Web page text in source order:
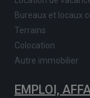
Bureaux et locaux
Terrains
Colocation
Autre immobilier
EMPLOI,